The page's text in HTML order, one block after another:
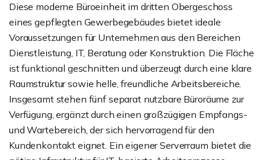
Diese moderne Büroeinheit im dritten Obergeschoss
eines gepflegten Gewerbegebäudes bietet ideale
Voraussetzungen für Unternehmen aus den Bereichen
Dienstleistung, IT, Beratung oder Konstruktion. Die Fläche
ist funktional geschnitten und überzeugt durch eine klare
Raumstruktur sowie helle, freundliche Arbeitsbereiche.
Insgesamt stehen fünf separat nutzbare Büroräume zur
Verfügung, ergänzt durch einen großzügigen Empfangs-
und Wartebereich, der sich hervorragend für den
Kundenkontakt eignet. Ein eigener Serverraum bietet die